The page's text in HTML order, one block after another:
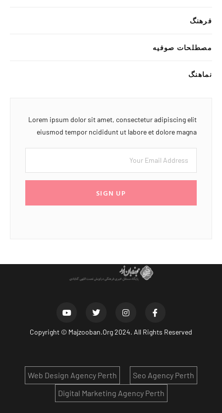
فرهنگ
مصطلحات صوفیه
نماهنگ
Lorem ipsum dolor sit amet, consectetur adipiscing elit
eiusmod tempor ncididunt ut labore et dolore magna
SIGN UP
Copyright © Majzooban.Org2024. All Rights Reserved
Seo Agency Perth
Web Design Agency Perth
Digital Marketing Agency Perth